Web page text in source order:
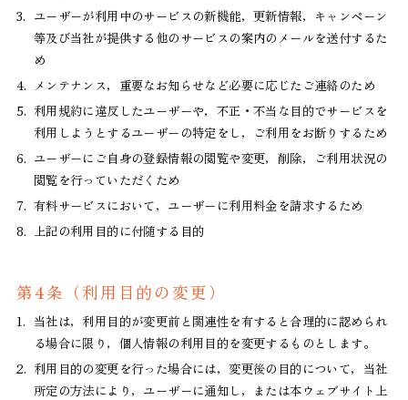
3. ユーザーが利用中のサービスの新機能，更新情報，キャンペーン
等及び当社が提供する他のサービスの案内のメールを送付するた
め
4. メンテナンス，重要なお知らせなど必要に応じたご連絡のため
5. 利用規約に違反したユーザーや，不正・不当な目的でサービスを
利用しようとするユーザーの特定をし，ご利用をお断りするため
6. ユーザーにご自身の登録情報の閲覧や変更，削除，ご利用状況の
閲覧を行っていただくため
7. 有料サービスにおいて，ユーザーに利用料金を請求するため
8.
上記の利用目的に付随する目的
第4条（利用目的の変更）
1. 当社は，利用目的が変更前と関連性を有すると合理的に認められ
る場合に限り，個人情報の利用目的を変更するものとします。
2. 利用目的の変更を行った場合には，変更後の目的について，当社
所定の方法により，ユーザーに通知し，または本ウェブサイト上